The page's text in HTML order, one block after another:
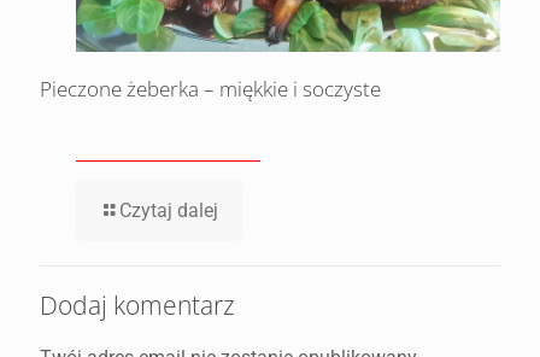
Pieczone żeberka – miękkie i soczyste
Czytaj dalej
Dodaj komentarz